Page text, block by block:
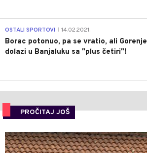
OSTALI SPORTOVI 14.02.2021.
Borac potonuo, pa se vratio, ali Gorenje
dolazi u Banjaluku sa "plus četiri"!
PROČITAJ JOŠ